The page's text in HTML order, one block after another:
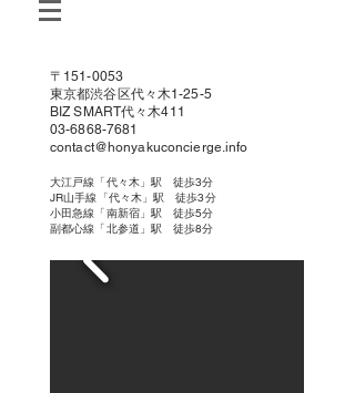
〒151-0053
​東京都渋谷区代々木1-25-5
BIZ SMART代々木411
​03-6868-7681
contact@honyakuconcierge.info
​大江戸線「代々木」駅 徒歩3分
JR山手線「代々木」駅 徒歩3分
小田急線「南新宿」駅 徒歩5分
​副都心線「北参道」駅 徒歩8分